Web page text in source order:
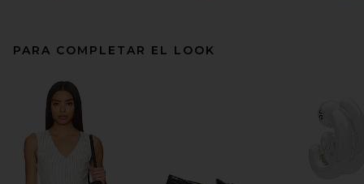
PARA COMPLETAR EL LOOK